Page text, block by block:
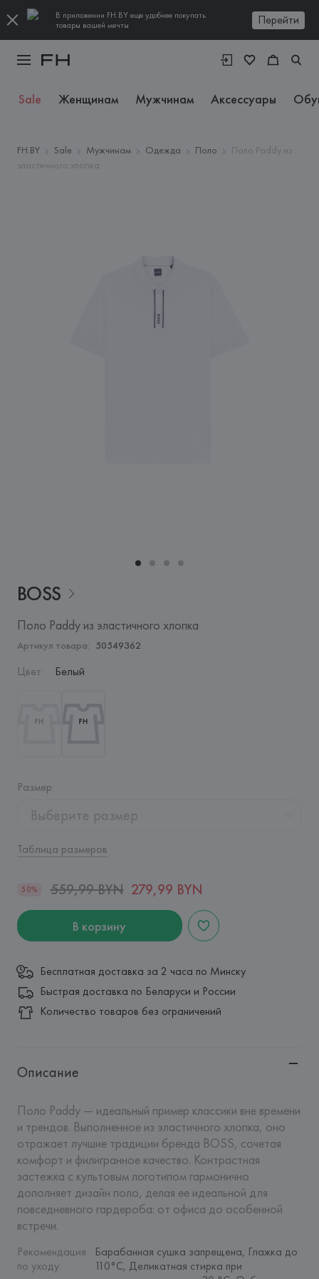
В приложении FH.BY еще удобнее покупать
товары вашей мечты
Перейти
Sale Женщинам Мужчинам Аксессуары
FH.BY Sale Мужчинам Одежда Поло
Поло Paddy из
эластичного хлопка
BOSS
Поло Paddy из эластичного хлопка
Артикул товара: 50549362
Цвет: Белый
Размер:
Выберите размер
Таблица размеров
50% 559,99 BYN 279,99 BYN
В корзину
Бесплатная доставка за 2 часа по Минску
Быстрая доставка по Беларуси и России
Количество товаров без ограничений
Описание
Поло Paddy — идеальный пример классики вне времени
и трендов. Выполненное из эластичного хлопка, оно
отражает лучшие традиции бренда BOSS, сочетая
комфорт и филигранное качество. Контрастная
застежка с культовым логотипом гармонично
дополняет дизайн поло, делая ее идеальной для
повседневного гардероба: от офиса до особенной
встречи.
Рекомендация
по уходу:
Барабанная сушка запрещена, Глажка до
110°C, Деликатная стирка при